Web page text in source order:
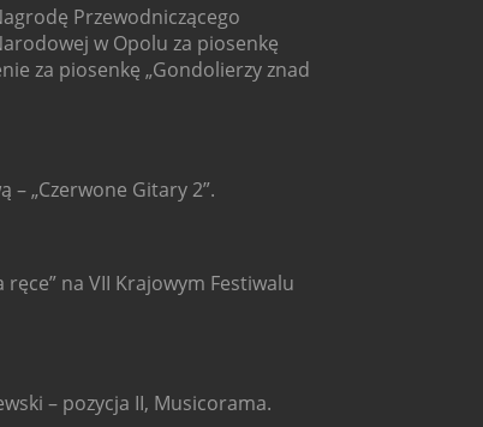
Przewodniczącego
w Opolu za piosenkę
za piosenkę „Gondolierzy znad
– „Czerwone Gitary 2”.
na VII Krajowym Festiwalu
– pozycja II, Musicorama.